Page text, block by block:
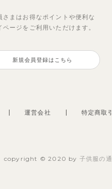
さまはお得なポイントや便利な
ページを ご利用いただけます。
新規会員登録はこちら
運営会社 特定商取
copyright © 2020 by 子供服の